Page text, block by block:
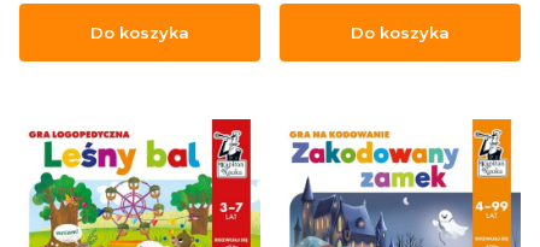
Do koszyka Do koszyka